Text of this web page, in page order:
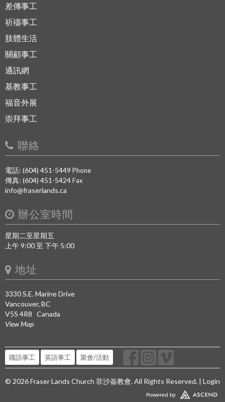
差傳事工
祈禱事工
肢體生活
關顧事工
通訊網
基教事工
福音外展
崇拜事工
聯絡
電話: (604) 451-5449 Phone
傳真: (604) 451-5424Fax
info@fraserlands.ca
辦公室時間
星期二至星期五
上午 9:00 至 下午 5:00
地址
3330 S.E. Marine Drive
Vancouver, BC
V5S 4R8 Canada
View Map
國語事工 英語事工 聚會/活動
© 2026 Fraser Lands Church 菲沙崙教會. All Rights Reserved. | Login